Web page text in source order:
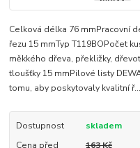
Celková délka 76 mmPracovní
řezu 15 mmTyp T119BOPočet
měkkého dřeva, překližky,
tloušťky 15 mmPilové listy
tomu, aby poskytovaly kvalitní ř...
Dostupnost
skladem
Cena před
163 Kč